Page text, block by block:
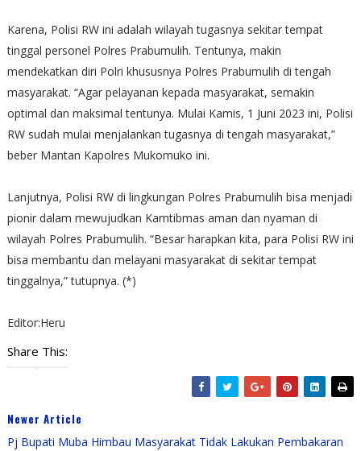
Karena, Polisi RW ini adalah wilayah tugasnya sekitar tempat
tinggal personel Polres Prabumulih. Tentunya, makin
mendekatkan diri Polri khususnya Polres Prabumulih di tengah
masyarakat. “Agar pelayanan kepada masyarakat, semakin
optimal dan maksimal tentunya. Mulai Kamis, 1 Juni 2023 ini, Polisi
RW sudah mulai menjalankan tugasnya di tengah masyarakat,”
beber Mantan Kapolres Mukomuko ini.
Lanjutnya, Polisi RW di lingkungan Polres Prabumulih bisa menjadi
pionir dalam mewujudkan Kamtibmas aman dan nyaman di
wilayah Polres Prabumulih. “Besar harapkan kita, para Polisi RW ini
bisa membantu dan melayani masyarakat di sekitar tempat
tinggalnya,” tutupnya. (*)
Editor:Heru
Share This:
Newer Article
Pj Bupati Muba Himbau Masyarakat Tidak Lakukan Pembakaran